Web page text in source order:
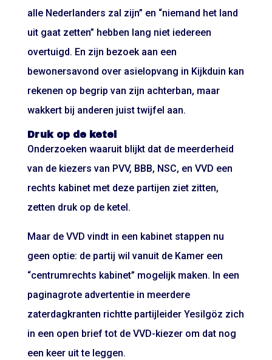
alle Nederlanders zal zijn” en “niemand het land
uit gaat zetten” hebben lang niet iedereen
overtuigd. En zijn bezoek aan een
bewonersavond over asielopvang in Kijkduin kan
rekenen op begrip van zijn achterban, maar
wakkert bij anderen juist twijfel aan.
Druk op de ketel
Onderzoeken waaruit blijkt dat de meerderheid
van de kiezers van PVV, BBB, NSC, en VVD een
rechts kabinet met deze partijen ziet zitten,
zetten druk op de ketel.
Maar de VVD vindt in een kabinet stappen nu
geen optie: de partij wil vanuit de Kamer een
“centrumrechts kabinet” mogelijk maken. In een
paginagrote advertentie in meerdere
zaterdagkranten richtte partijleider Yesilgöz zich
in een open brief tot de VVD-kiezer om dat nog
een keer uit te leggen.